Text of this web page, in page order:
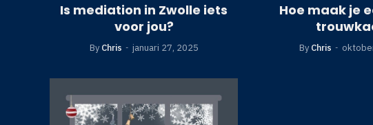
Is mediation in Zwolle iets
voor jou?
By Chris januari 27, 2025
Hoe maak je
By Chris